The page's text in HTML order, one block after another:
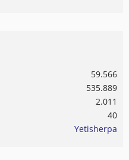
59.566
535.889
2.011
40
Yetisherpa